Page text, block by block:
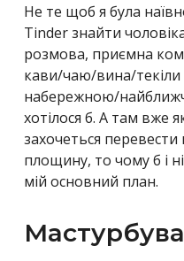
Не те щоб я була
Tinder знайти
розмова, приємна
кави/чаю/вина/текіли
набережною/
хотілося б. А там вже
захочеться
площину, то чому б і
мій основний план.